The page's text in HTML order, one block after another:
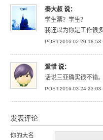
秦大叔 说：
学生票？学生？
我还以为你是工作
POST:2016-02-20 18:53
爱惜 说：
话说三亚确实很不错
POST:2016-03-24 23:03
发表评论
你的大名